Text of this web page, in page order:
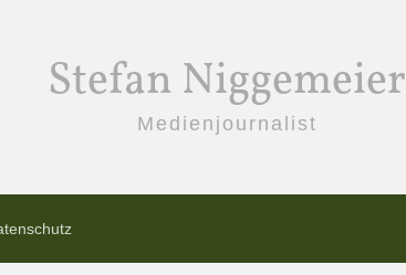
Stefan Niggemeier
Medienjournalist